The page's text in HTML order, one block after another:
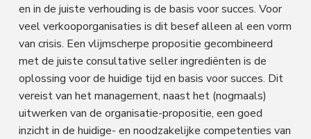
en in de juiste verhouding is de basis voor succes. Voor
veel verkooporganisaties is dit besef alleen al een vorm
van crisis. Een vlijmscherpe propositie gecombineerd
met de juiste consultative seller ingrediënten is de
oplossing voor de huidige tijd en basis voor succes. Dit
vereist van het management, naast het (nogmaals)
uitwerken van de organisatie-propositie, een goed
inzicht in de huidige- en noodzakelijke competenties van